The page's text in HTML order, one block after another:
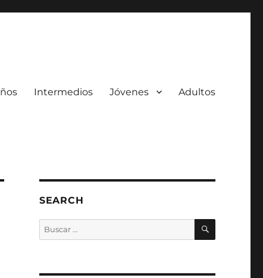
Intermedios Jóvenes Adultos
SEARCH
Buscar
por:
BUSCAR